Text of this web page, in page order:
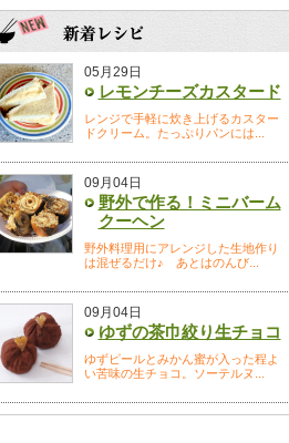
05月29日
レモンチーズカスタード
レンジで手軽に炊き上げるカスター
ドクリーム。たっぷりパンには...
09月04日
野外で作る！ミニバーム
クーヘン
野外料理用にアレンジした生地作り
は混ぜるだけ♪ あとはのんび...
09月04日
ゆずの茶巾絞り生チョコ
ゆずピールとみかん蜜が入った程よ
い苦味の生チョコ。ソーテルヌ...